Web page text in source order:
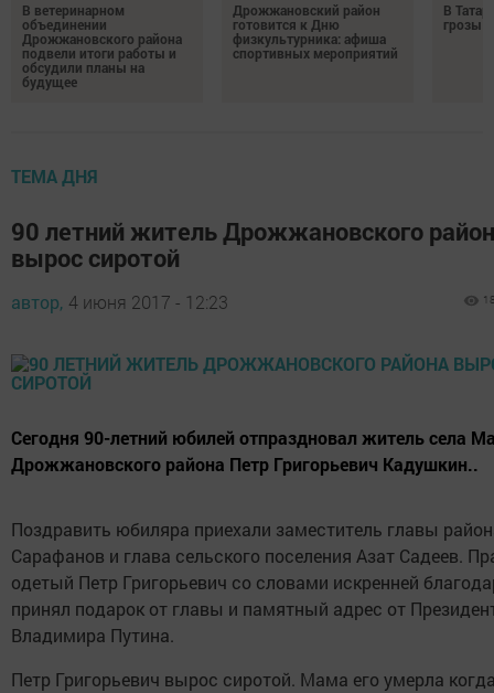
В ветеринарном
объединении
Дрожжановского района
подвели итоги работы и
обсудили планы на
будущее
Дрожжановский район
готовится к Дню
физкультурника: афиша
спортивных мероприятий
В
грозы
ТЕМА ДНЯ
90 летний житель Дрожжановского
вырос сиротой
автор, 4 июня 2017 - 12:23
Сегодня 90-летний юбилей отпраздновал житель села
Дрожжановского района Петр Григорьевич Кадушкин..
Поздравить юбиляра приехали заместитель главы
Сарафанов и глава сельского поселения Азат Садеев.
одетый Петр Григорьевич со словами искренней
принял подарок от главы и памятный адрес от
Владимира Путина.
Петр Григорьевич вырос сиротой. Мама его умерла